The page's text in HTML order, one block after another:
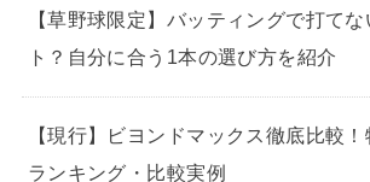
【草野球限定】バッティングで打て
ト？自分に合う1本の選び方を紹介
【現行】ビヨンドマックス徹底比較！
ランキング・比較実例